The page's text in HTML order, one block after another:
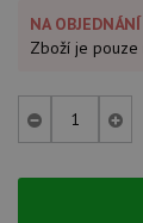
NA OBJEDNÁNÍ
Zboží je pouze